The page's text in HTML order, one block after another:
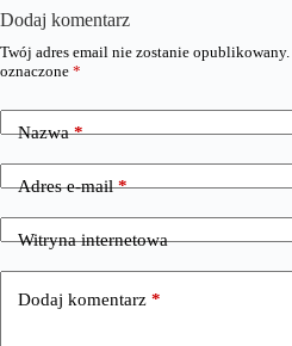
Dodaj komentarz
Twój adres email nie zostanie opublikowany.
oznaczone *
Nazwa*
Adres e-mail*
Witryna internetowa
Dodaj komentarz *